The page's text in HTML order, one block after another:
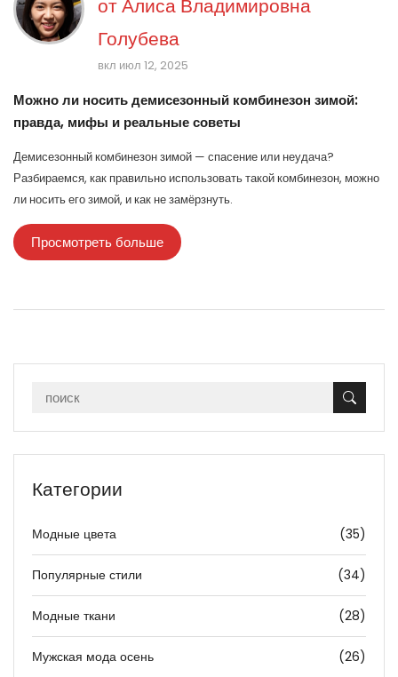
отАлиса Владимировна
Голубева
вкл июл 12, 2025
Можно ли носить демисезонный комбинезон зимой:
правда, мифы и реальные советы
Демисезонный комбинезон зимой — спасение или неудача?
Разбираемся, как правильно использовать такой комбинезон, можно
ли носить его зимой, и как не замёрзнуть.
Просмотреть больше
Категории
Модные цвета (35)
Популярные стили (34)
Модные ткани (28)
Мужская мода осень (26)